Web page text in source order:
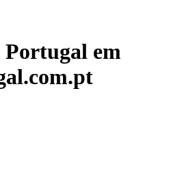
em